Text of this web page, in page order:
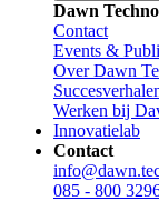
Dawn
Contact
Events &
Over Dawn
Werken bij
Innovatielab
Contact
085 - 800